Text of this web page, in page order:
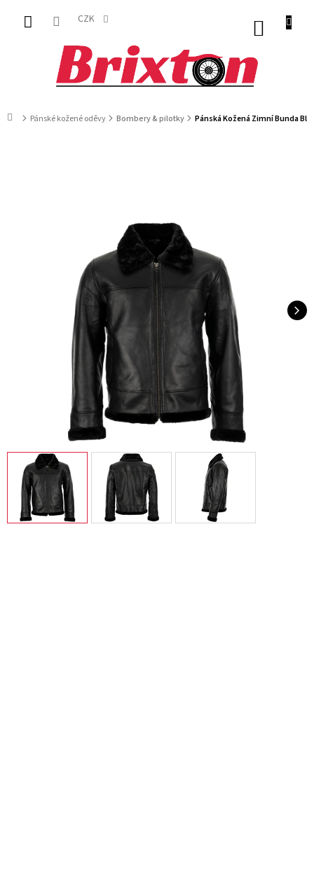
obsah
CZK
DomůPánské kožené oděvy Bombery & pilotky Pánská Kožená Zimní Bunda